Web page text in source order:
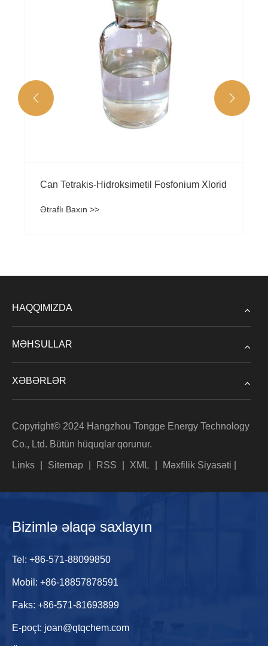
Can Tetrakis-Hidroksimetil Fosfonium Xlorid (THPC)
Ətraflı Baxın >>
 
HAQQIMIZDA
MƏHSULLAR
XƏBƏRLƏR
Copyright© 2024 Hangzhou Tongge Energy Technology
Co., Ltd. Bütün hüquqlar qorunur.
Links Sitemap RSS XML Məxfilik Siyasəti
Bizimlə əlaqə saxlayın
Tel: +86-571-88099850
Mobil: +86-18857878591
Faks: +86-571-81693899
E-poçt: joan@qtqchem.com